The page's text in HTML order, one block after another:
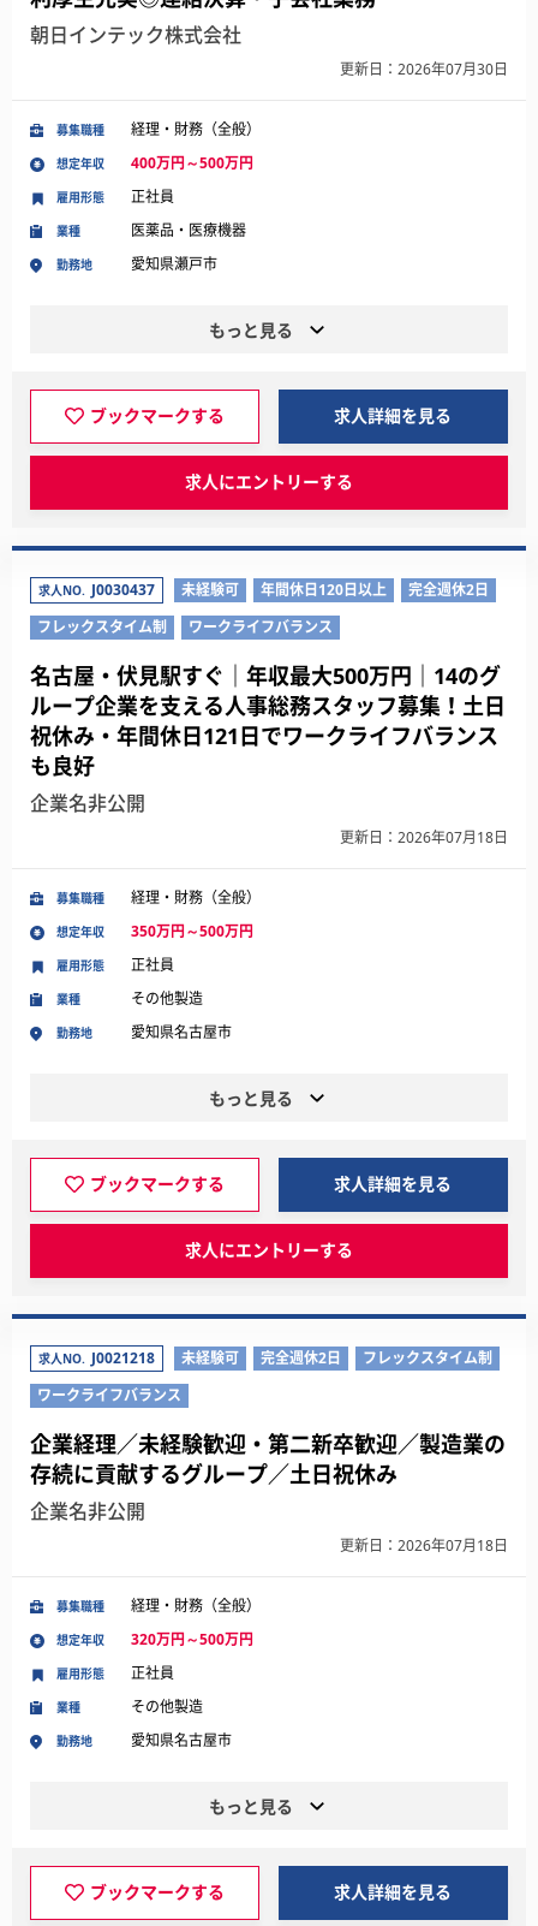
朝日インテック株式会社
更新日：2026年07月30日
募集職種 経理・財務（全般）
想定年収 400万円～500万円
業種 医薬品・医療機器
勤務地 愛知県瀬戸市
雇用形態 正社員
もっと見る
ブックマークする 求人詳細を見る
求人にエントリーする
求人NO. J0030437 未経験可 年間休日120日以上
完全週休2日
フレックスタイム制
ワークライフバランス
名古屋・伏見駅すぐ｜年収最大500万円｜14のグ
ループ企業を支える人事総務スタッフ募集！土日
祝休み・年間休日121日でワークライフバランス
も良好
企業名非公開
更新日：2026年07月18日
募集職種 経理・財務（全般）
想定年収 350万円～500万円
業種 その他製造
勤務地 愛知県名古屋市
雇用形態 正社員
もっと見る
ブックマークする 求人詳細を見る
求人にエントリーする
求人NO. J0021218 未経験可 完全週休2日
フレックスタイム制
ワークライフバランス
企業経理／未経験歓迎・第二新卒歓迎／製造業の
存続に貢献するグループ／土日祝休み
企業名非公開
更新日：2026年07月18日
募集職種 経理・財務（全般）
想定年収 320万円～500万円
業種 その他製造
勤務地 愛知県名古屋市
雇用形態 正社員
もっと見る
ブックマークする 求人詳細を見る